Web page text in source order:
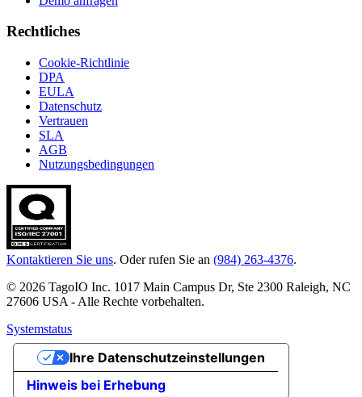
Rechtliches
Cookie-Richtlinie
DPA
EULA
Datenschutz
Vertrauen
SLA
AGB
Nutzungsbedingungen
Kontaktieren Sie uns. Oder rufen Sie an (984) 263-4376.
© 2026 TagoIO Inc. 1017 Main Campus Dr, Ste 2300 Raleigh, NC
27606 USA - Alle Rechte vorbehalten.
Systemstatus
Hinweis bei Erhebung
Ihre Datenschutzeinstellungen